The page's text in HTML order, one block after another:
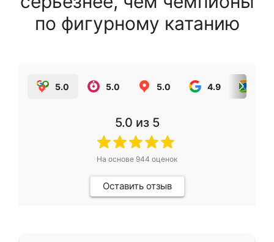
по фигурному катанию
5.0 5.0 5.0 4.9
5.0 из 5
На основе 944 оценок
Оставить отзыв